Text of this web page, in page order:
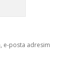
e-posta adresim